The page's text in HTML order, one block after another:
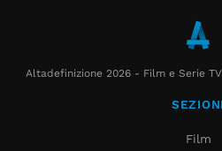
Altadefinizione 2026 - Film e Serie
SEZIONI
Film